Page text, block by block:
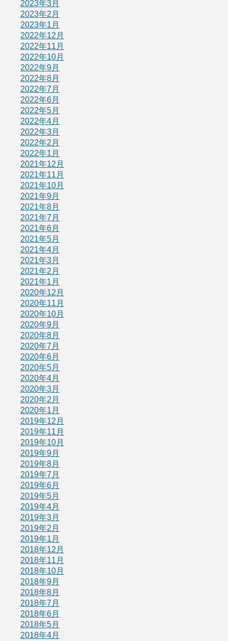
2023年3月
2023年2月
2023年1月
2022年12月
2022年11月
2022年10月
2022年9月
2022年8月
2022年7月
2022年6月
2022年5月
2022年4月
2022年3月
2022年2月
2022年1月
2021年12月
2021年11月
2021年10月
2021年9月
2021年8月
2021年7月
2021年6月
2021年5月
2021年4月
2021年3月
2021年2月
2021年1月
2020年12月
2020年11月
2020年10月
2020年9月
2020年8月
2020年7月
2020年6月
2020年5月
2020年4月
2020年3月
2020年2月
2020年1月
2019年12月
2019年11月
2019年10月
2019年9月
2019年8月
2019年7月
2019年6月
2019年5月
2019年4月
2019年3月
2019年2月
2019年1月
2018年12月
2018年11月
2018年10月
2018年9月
2018年8月
2018年7月
2018年6月
2018年5月
2018年4月